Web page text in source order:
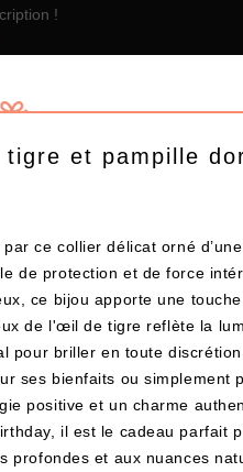
!
SOLUTIONS
et pampille
par ce collier délicat orné
de protection et de force
ce bijou apporte une
de l'œil de tigre reflète la
pour briller en toute
ses bienfaits ou
positive et un charme
, il est le cadeau parfait
profondes et aux nuances